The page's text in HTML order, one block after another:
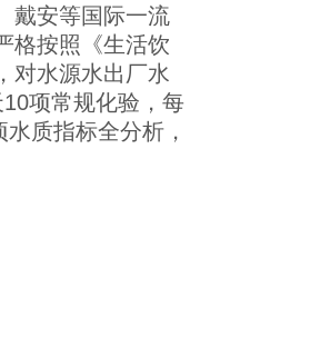
创新理念
水质信息
戴安等国际一流
格按照《生活饮
对水源水出厂水
项常规化验，每
质指标全分析，